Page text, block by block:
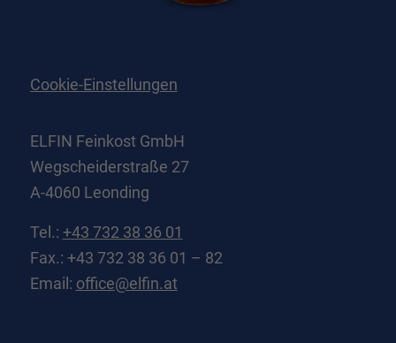
Cookie-Einstellungen
ELFIN Feinkost GmbH
Wegscheiderstraße 27
A-4060 Leonding
Tel.: +43 732 38 36 01
Fax.: +43 732 38 36 01 – 82
Email: office@elfin.at